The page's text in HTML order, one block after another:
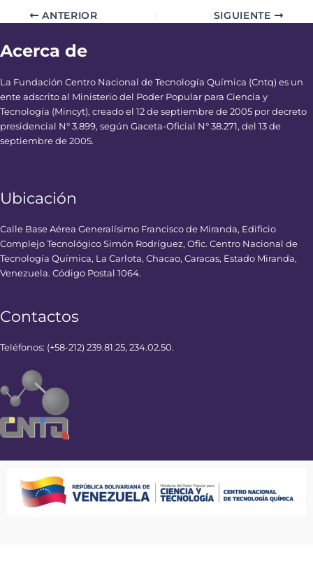
ANTERIOR SIGUIENTE
Acerca de
La Fundación Centro Nacional de Tecnología Química (Cntq) es un
ente adscrito al Ministerio del Poder Popular para Ciencia y
Tecnología (Mincyt), creado el 12 de septiembre de 2005 por decreto
presidencial N° 3.899, según Gaceta-Oficial N° 38.271, del 13 de
septiembre de 2005.
Ubicación
Calle Base Aérea Generalísimo Francisco de Miranda, Edificio
Complejo Tecnológico Simón Rodríguez, Ofic. Centro Nacional de
Tecnología Química, La Carlota, Chacao, Caracas, Estado Miranda,
Venezuela. Código Postal 1064.
Contactos
Teléfonos: (+58-212) 239.81.25, 234.02.50.